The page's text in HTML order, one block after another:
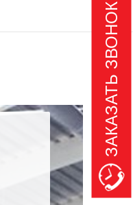
ЗАКАЗАТЬ ЗВОНОК